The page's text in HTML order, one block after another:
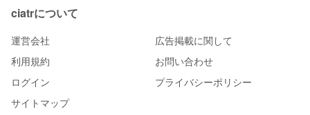
ciatrについて
運営会社
広告掲載に関して
利用規約
お問い合わせ
ログイン
プライバシーポリシー
サイトマップ